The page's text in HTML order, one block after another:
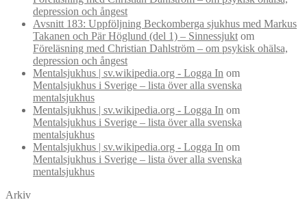
depression och ångest
Avsnitt 183: Uppföljning Beckomberga sjukhus med Markus
Takanen och Pär Höglund (del 1) – Sinnessjukt om
Föreläsning med Christian Dahlström – om psykisk ohälsa,
depression och ångest
Mentalsjukhus | sv.wikipedia.org - Logga In om
Mentalsjukhus i Sverige – lista över alla svenska
mentalsjukhus
Mentalsjukhus | sv.wikipedia.org - Logga In om
Mentalsjukhus i Sverige – lista över alla svenska
mentalsjukhus
Mentalsjukhus | sv.wikipedia.org - Logga In om
Mentalsjukhus i Sverige – lista över alla svenska
mentalsjukhus
Arkiv